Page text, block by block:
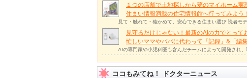
１つの店舗で土地探しから夢のマイホーム実
住まい情報満載の住宅情報館へ行ってみよう
見て・触れて・確かめて、安心できる住まい選び 読者モ
見守るだけじゃない！最新のAIの力でとって
忙しいママやパパに代わって「記録」&「編
AIの専門家や小児科医も含んだチームによって開発され
ココもみてね！ ドクターニュース